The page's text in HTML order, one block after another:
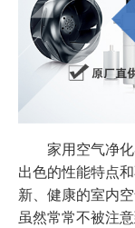
家用空气净化
出色的性能特点
新、健康的室内
虽然常常不被注